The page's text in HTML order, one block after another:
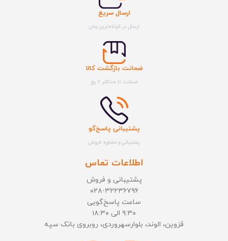
ارسال سریع
ارسال در کوتاه‌ترین زمان
ضمانت بازگشت کالا
ضمانت تا حداکثر ۷ روز
پشتیبانی پاسخ‌گو
پشتیبانی و مشاوره فروش
اطلاعات تماس
پشتیبانی و فروش
۰۲۸-۳۲۲۳۶۷۹۶
ساعت پاسخ‌گویی
۹:۳۰ الی ۱۸:۳۰
قزوین، الوند، بلوارسهروردی، روبروی بانک سپه